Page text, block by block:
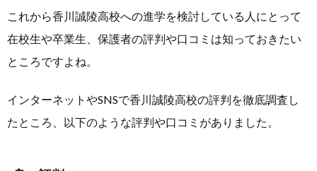
これから香川誠陵高校への進学を検討している人にとって
在校生や卒業生、保護者の評判や口コミは知っておきたい
ところですよね。
インターネットやSNSで香川誠陵高校の評判を徹底調査し
たところ、以下のような評判や口コミがありました。